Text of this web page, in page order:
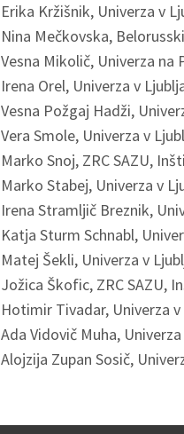
Erika Kržišnik, Univerza v
Nina Mečkovska,
Vesna Mikolič, Univerza
Irena Orel, Univerza v
Vesna Požgaj Hadži,
Vera Smole, Univerza v
Marko Snoj, ZRC SAZU,
Marko Stabej, Univerza v
Irena Stramljič Breznik,
Katja Sturm Schnabl,
Matej Šekli, Univerza v
Jožica Škofic, ZRC SAZU,
Hotimir Tivadar, Univerza
Ada Vidovič Muha,
Alojzija Zupan Sosič,